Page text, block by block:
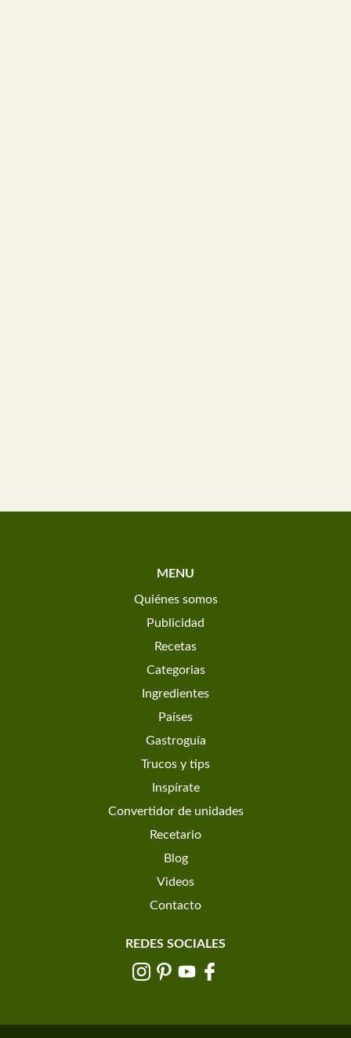
MENU
Quiénes somos
Publicidad
Recetas
Categorias
Ingredientes
Países
Gastroguía
Trucos y tips
Inspírate
Convertidor de unidades
Recetario
Blog
Videos
Contacto
REDES SOCIALES